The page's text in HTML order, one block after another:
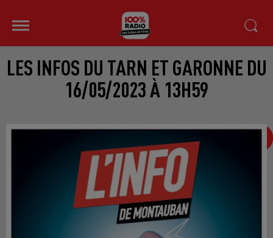
LES INFOS DU TARN ET GARONNE DU
16/05/2023 À 13H59